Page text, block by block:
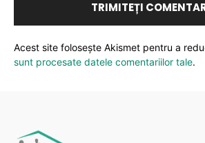
Acest site folosește Akismet pentru a
sunt procesate datele comentariilor tale.